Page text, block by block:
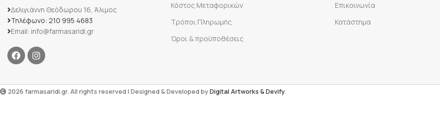
Δελιγιάννη Θεόδωρου 16, Άλιμος
Τηλέφωνο: 210 995 4683
Email: info@farmasaridi.gr
Κόστος Μεταφορικών
Τρόποι Πληρωμής
Όροι & προϋποθέσεις
Επικοινωνία
Κατάστημα
2026 farmasaridi.gr. All rights reserved | Designed & Developed byDigital Artworks & Devify.